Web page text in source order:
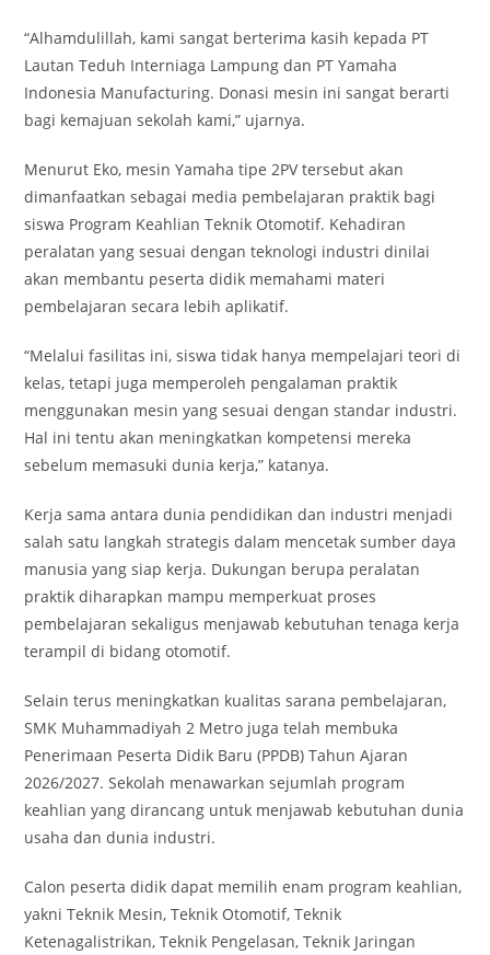
“Alhamdulillah, kami sangat berterima kasih kepada PT
Lautan Teduh Interniaga Lampung dan PT Yamaha
Indonesia Manufacturing. Donasi mesin ini sangat berarti
bagi kemajuan sekolah kami,” ujarnya.
Menurut Eko, mesin Yamaha tipe 2PV tersebut akan
dimanfaatkan sebagai media pembelajaran praktik bagi
siswa Program Keahlian Teknik Otomotif. Kehadiran
peralatan yang sesuai dengan teknologi industri dinilai
akan membantu peserta didik memahami materi
pembelajaran secara lebih aplikatif.
“Melalui fasilitas ini, siswa tidak hanya mempelajari teori di
kelas, tetapi juga memperoleh pengalaman praktik
menggunakan mesin yang sesuai dengan standar industri.
Hal ini tentu akan meningkatkan kompetensi mereka
sebelum memasuki dunia kerja,” katanya.
Kerja sama antara dunia pendidikan dan industri menjadi
salah satu langkah strategis dalam mencetak sumber daya
manusia yang siap kerja. Dukungan berupa peralatan
praktik diharapkan mampu memperkuat proses
pembelajaran sekaligus menjawab kebutuhan tenaga kerja
terampil di bidang otomotif.
Selain terus meningkatkan kualitas sarana pembelajaran,
SMK Muhammadiyah 2 Metro juga telah membuka
Penerimaan Peserta Didik Baru (PPDB) Tahun Ajaran
2026/2027. Sekolah menawarkan sejumlah program
keahlian yang dirancang untuk menjawab kebutuhan dunia
usaha dan dunia industri.
Calon peserta didik dapat memilih enam program keahlian,
yakni Teknik Mesin, Teknik Otomotif, Teknik
Ketenagalistrikan, Teknik Pengelasan, Teknik Jaringan